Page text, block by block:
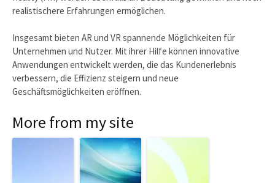
realistischere Erfahrungen ermöglichen.
Insgesamt bieten AR und VR spannende Möglichkeiten für
Unternehmen und Nutzer. Mit ihrer Hilfe können innovative
Anwendungen entwickelt werden, die das Kundenerlebnis
verbessern, die Effizienz steigern und neue
Geschäftsmöglichkeiten eröffnen.
More from my site